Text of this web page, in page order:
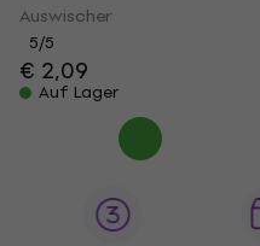
Auswischer
5/5
€ 2,09
Auf Lager